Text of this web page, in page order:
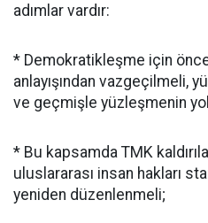
adımlar vardır:
* Demokratikleşme için
anlayışından vazgeçilmeli,
ve geçmişle yüzleşmenin
* Bu kapsamda TMK
uluslararası insan hakları
yeniden düzenlenmeli;